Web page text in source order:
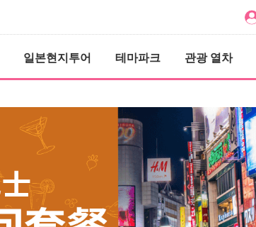
일본현지투어 테마파크 관광 열차